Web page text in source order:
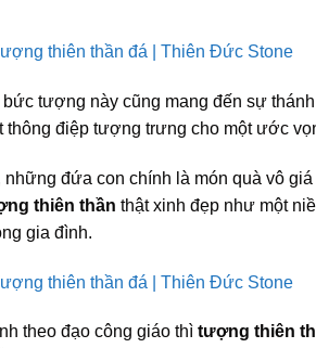
tượng này cũng mang đến sự
thông điệp tượng trưng cho một ước
những đứa con chính là món quà vô
thiên thần thật xinh đẹp như một
gia đình.
theo đạo công giáo thì tượng thiên